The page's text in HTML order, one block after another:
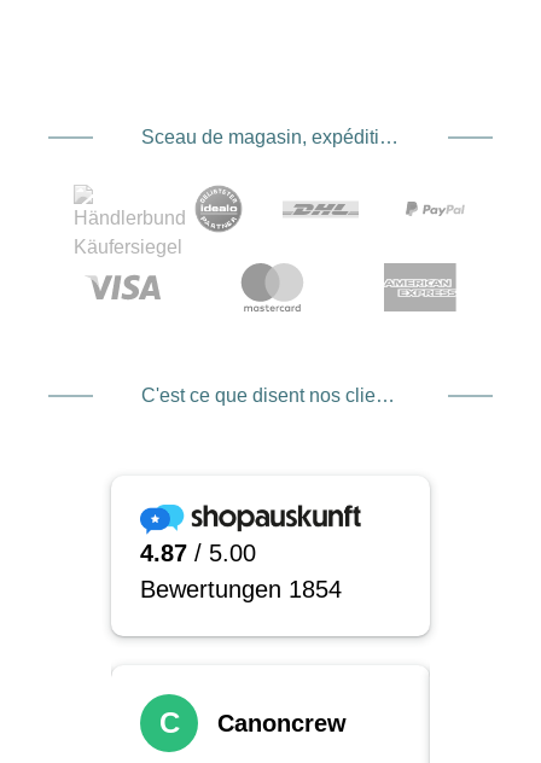
Sceau de magasin, expédition et expédition. Prestataire de services de paiement
C'est ce que disent nos clients